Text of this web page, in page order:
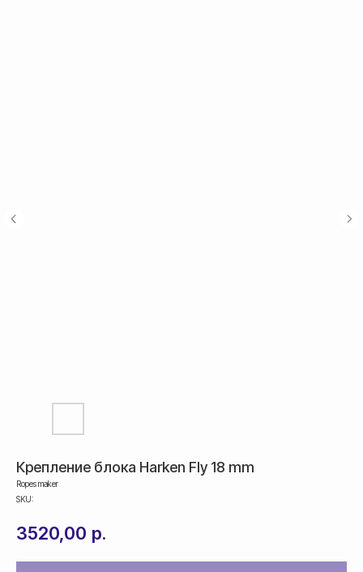
Крепление блока Harken Fly 18 mm
Ropes maker
SKU:
3520,00 р.
Оформление и отправка заказа
осуществляется